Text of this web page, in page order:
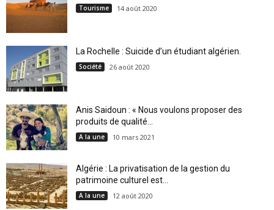
Tourisme 14 août 2020
La Rochelle : Suicide d’un étudiant algérien.
Société 26 août 2020
Anis Saidoun : « Nous voulons proposer des
produits de qualité...
A la une 10 mars 2021
Algérie : La privatisation de la gestion du
patrimoine culturel est...
A la une 12 août 2020